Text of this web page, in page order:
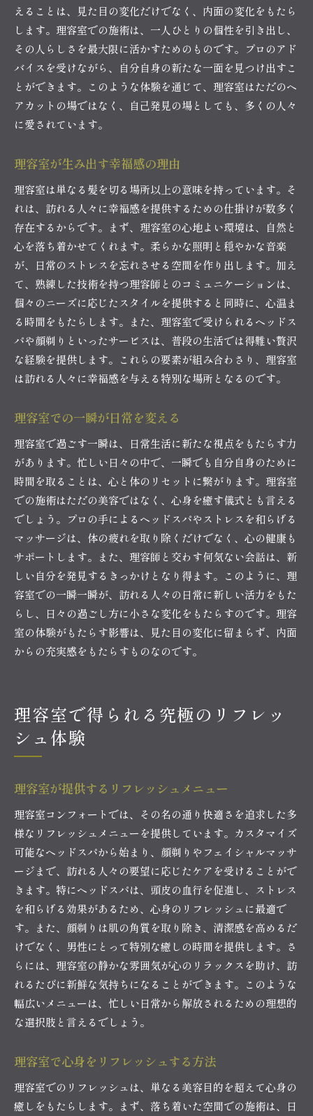
えることは、見た目の変化だけでなく、内面の変化をもたら
します。理容室での施術は、一人ひとりの個性を引き出し、
その人らしさを最大限に活かすためのものです。プロのアド
バイスを受けながら、自分自身の新たな一面を見つけ出すこ
とができます。このような体験を通じて、理容室はただのヘ
アカットの場ではなく、自己発見の場としても、多くの人々
に愛されています。
理容室が生み出す幸福感の理由
理容室は単なる髪を切る場所以上の意味を持っています。そ
れは、訪れる人々に幸福感を提供するための仕掛けが数多く
存在するからです。まず、理容室の心地よい環境は、自然と
心を落ち着かせてくれます。柔らかな照明と穏やかな音楽
が、日常のストレスを忘れさせる空間を作り出します。加え
て、熟練した技術を持つ理容師とのコミュニケーションは、
個々のニーズに応じたスタイルを提供すると同時に、心温ま
る時間をもたらします。また、理容室で受けられるヘッドス
パや顔剃りといったサービスは、普段の生活では得難い贅沢
な経験を提供します。これらの要素が組み合わさり、理容室
は訪れる人々に幸福感を与える特別な場所となるのです。
理容室での一瞬が日常を変える
理容室で過ごす一瞬は、日常生活に新たな視点をもたらす力
があります。忙しい日々の中で、一瞬でも自分自身のために
時間を取ることは、心と体のリセットに繋がります。理容室
での施術はただの美容ではなく、心身を癒す儀式とも言える
でしょう。プロの手によるヘッドスパやストレスを和らげる
マッサージは、体の疲れを取り除くだけでなく、心の健康も
サポートします。また、理容師と交わす何気ない会話は、新
しい自分を発見するきっかけとなり得ます。このように、理
容室での一瞬一瞬が、訪れる人々の日常に新しい活力をもた
らし、日々の過ごし方に小さな変化をもたらすのです。理容
室の体験がもたらす影響は、見た目の変化に留まらず、内面
からの充実感をもたらすものなのです。
理容室で得られる究極のリフレッ
シュ体験
理容室が提供するリフレッシュメニュー
理容室コンフォートでは、その名の通り快適さを追求した多
様なリフレッシュメニューを提供しています。カスタマイズ
可能なヘッドスパから始まり、顔剃りやフェイシャルマッサ
ージまで、訪れる人々の要望に応じたケアを受けることがで
きます。特にヘッドスパは、頭皮の血行を促進し、ストレス
を和らげる効果があるため、心身のリフレッシュに最適で
す。また、顔剃りは肌の角質を取り除き、清潔感を高めるだ
けでなく、男性にとって特別な癒しの時間を提供します。さ
らには、理容室の静かな雰囲気が心のリラックスを助け、訪
れるたびに新鮮な気持ちになることができます。このような
幅広いメニューは、忙しい日常から解放されるための理想的
な選択肢と言えるでしょう。
理容室で心身をリフレッシュする方法
理容室でのリフレッシュは、単なる美容目的を超えて心身の
癒しをもたらします。まず、落ち着いた空間での施術は、日